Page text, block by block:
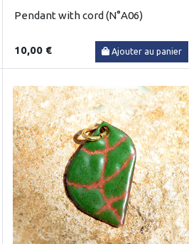
Pendant with cord (N°A06)
10,00 € Ajouter au panier